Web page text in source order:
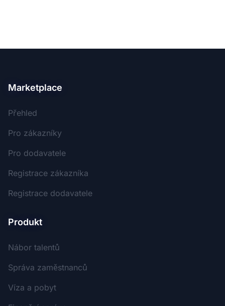
Marketplace
Přehled
Pro zákazníky
Pro dodavatele
Registrace zákazníka
Registrace dodavatele
Produkt
Nábor talentů
Správa zaměstnanců
Víza a pobyt